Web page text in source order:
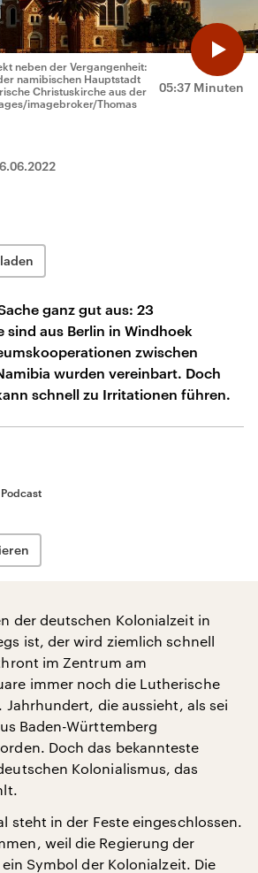
05:37 Minuten
neben der Vergangenheit:
namibischen Hauptstadt
Christuskirche aus der
imagebroker/Thomas
ganz gut aus: 23
sind aus Berlin in Windhoek
zwischen
wurden vereinbart. Doch
schnell zu Irritationen führen.
der deutschen Kolonialzeit in
ist, der wird ziemlich schnell
im Zentrum am
immer noch die Lutherische
Jahrhundert, die aussieht, als sei
Baden-Württemberg
Doch das bekannteste
Kolonialismus, das
steht in der Feste eingeschlossen.
weil die Regierung der
Symbol der Kolonialzeit. Die